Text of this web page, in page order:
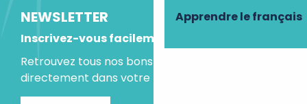
Apprendre le français
NEWSLETTER
Inscrivez-vous facilement
Retrouvez tous nos bons plans et idées séjours
directement dans votre boite mail.